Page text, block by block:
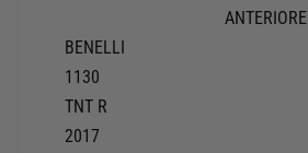
ANTERIORE
BENELLI
1130
TNT R
2017